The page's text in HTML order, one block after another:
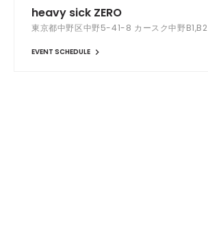
heavy sick ZERO
東京都中野区中野5-41-8 カースク中野B1,B2
EVENT SCHEDULE